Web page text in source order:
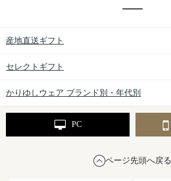
産地直送ギフト
セレクトギフト
かりゆしウェア ブランド別・年代別
PC
ページ先頭へ戻る